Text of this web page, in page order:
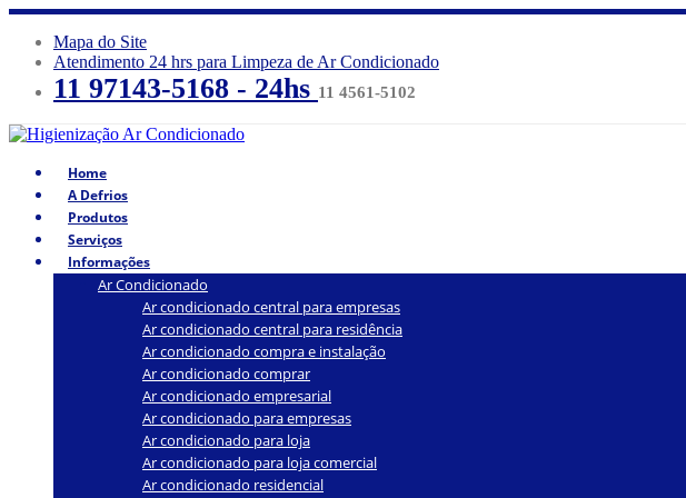
Mapa do Site
Atendimento 24 hrs para Limpeza de Ar Condicionado
11 97143-5168 - 24hs 11 4561-5102
Home
A Defrios
Produtos
Serviços
Informações
Ar Condicionado
Ar condicionado central para empresas
Ar condicionado central para residência
Ar condicionado compra e instalação
Ar condicionado comprar
Ar condicionado empresarial
Ar condicionado para empresas
Ar condicionado para loja
Ar condicionado para loja comercial
Ar condicionado residencial